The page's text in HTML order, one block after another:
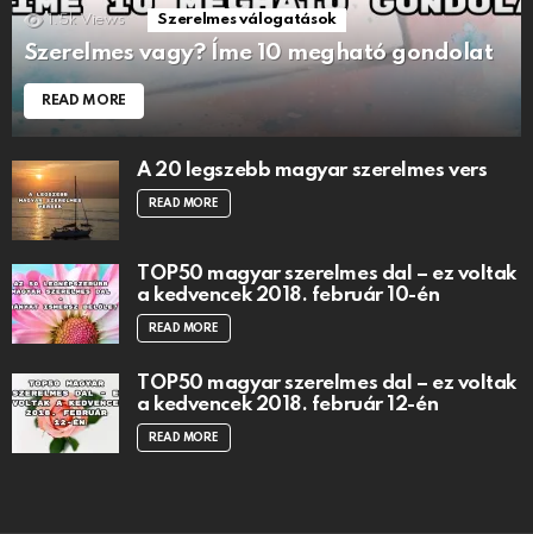
1.5k Views Szerelmes válogatások
Szerelmes vagy? Íme 10 megható gondolat
READ MORE
A 20 legszebb magyar szerelmes vers
READ MORE
TOP50 magyar szerelmes dal – ez voltak
a kedvencek 2018. február 10-én
READ MORE
TOP50 magyar szerelmes dal – ez voltak
a kedvencek 2018. február 12-én
READ MORE